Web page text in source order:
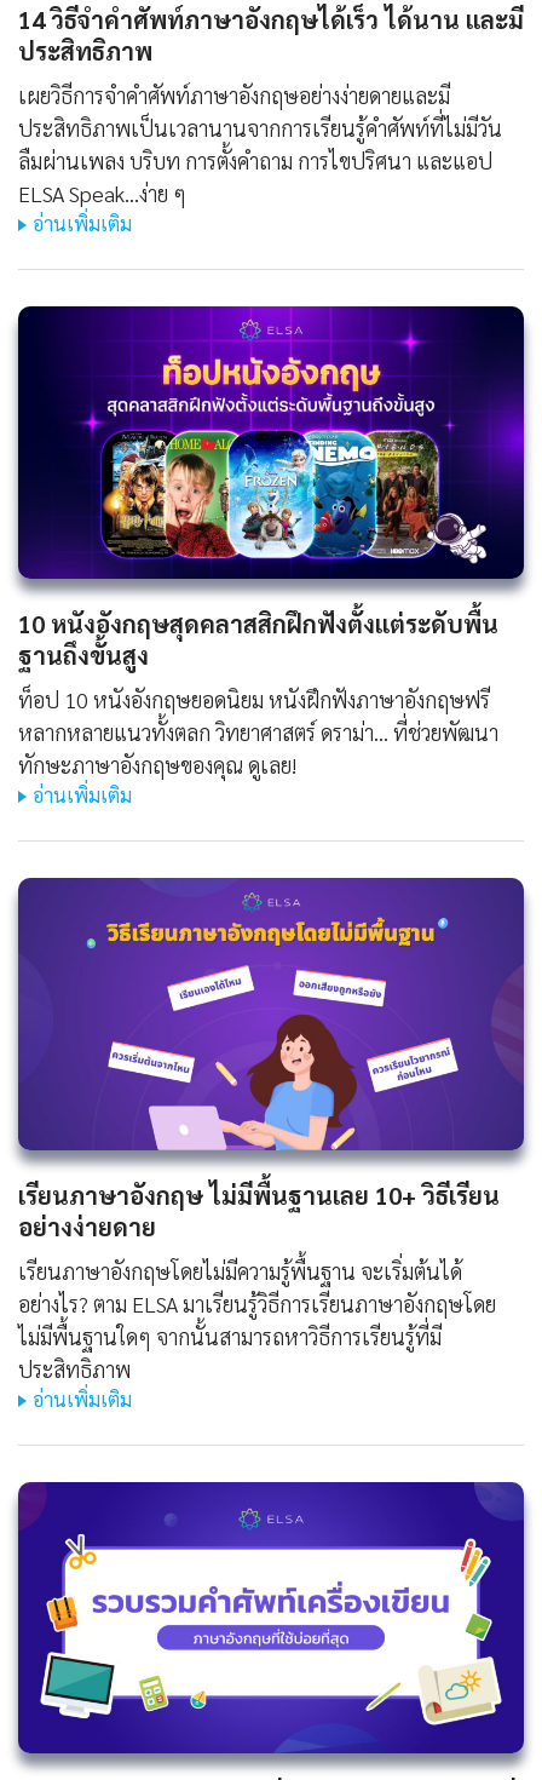
14 วิธีจําคําศัพท์ภาษาอังกฤษได้เร็ว ได้นาน และมี
ประสิทธิภาพ
เผยวิธีการจำคำศัพท์ภาษาอังกฤษอย่างง่ายดายและมี
ประสิทธิภาพเป็นเวลานานจากการเรียนรู้คำศัพท์ที่ไม่มีวัน
ลืมผ่านเพลง บริบท การตั้งคำถาม การไขปริศนา และแอป
ELSA Speak...ง่าย ๆ
อ่านเพิ่มเติม
10 หนังอังกฤษสุดคลาสสิกฝึกฟังตั้งแต่ระดับพื้น
ฐานถึงขั้นสูง
ท็อป 10 หนังอังกฤษยอดนิยม หนังฝึกฟังภาษาอังกฤษฟรี
หลากหลายแนวทั้งตลก วิทยาศาสตร์ ดราม่า... ที่ช่วยพัฒนา
ทักษะภาษาอังกฤษของคุณ ดูเลย!
อ่านเพิ่มเติม
เรียนภาษาอังกฤษ ไม่มีพื้นฐานเลย 10+ วิธีเรียน
อย่างง่ายดาย
เรียนภาษาอังกฤษโดยไม่มีความรู้พื้นฐาน จะเริ่มต้นได้
อย่างไร? ตาม ELSA มาเรียนรู้วิธีการเรียนภาษาอังกฤษโดย
ไม่มีพื้นฐานใดๆ จากนั้นสามารถหาวิธีการเรียนรู้ที่มี
ประสิทธิภาพ
อ่านเพิ่มเติม